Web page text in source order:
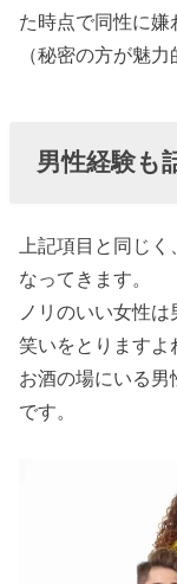
た時点で同性に嫌
（秘密の方が魅
男性経験も
上記項目と同じ
なってきます。
ノリのいい女性
笑いをとりますよ
お酒の場にいる
です。